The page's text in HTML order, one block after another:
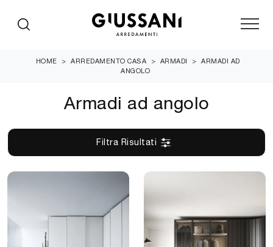
HOME > ARREDAMENTO CASA > ARMADI >
ARMADI AD
ANGOLO
Armadi ad angolo
Filtra Risultati